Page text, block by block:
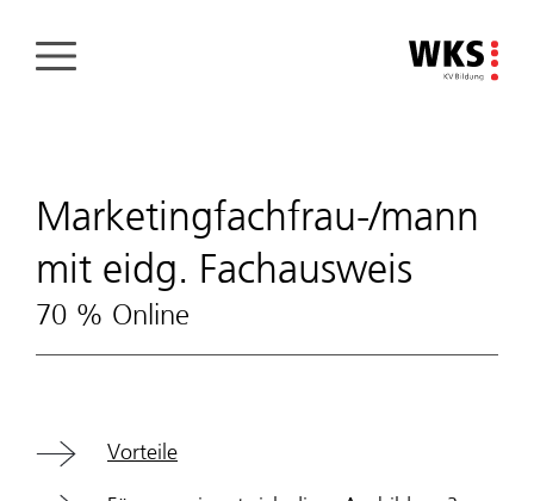
Marketingfachfrau-/mann
mit eidg. Fachausweis
70 % Online
Vorteile